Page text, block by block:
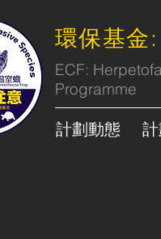
環保基金
ECF:
Programme
計劃動態